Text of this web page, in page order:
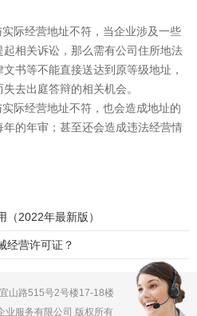
际经营地址不符，当企业涉及一些
相关诉讼，那么需有公司住所地法
书等不能直接送达到原等级地址，
去出庭答辩的相关机会。
际经营地址不符，也会造成地址的
的年审；甚至还会造成违法经营情
（2022年最新版）
经营许可证？
山路515号2号楼17-18楼
业服务有限公司 版权所有